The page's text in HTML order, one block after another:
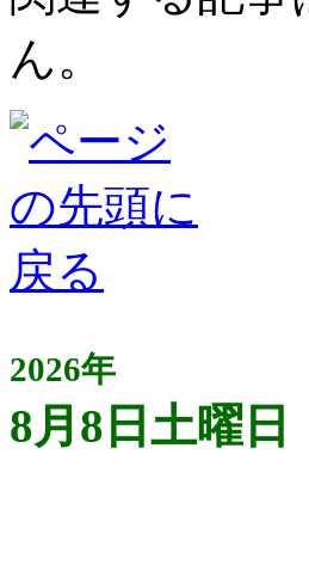
ん。
2026年
8月8日土曜日